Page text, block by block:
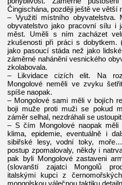
Čingischána, později ještě ve větší
– Využití místního obyvatelstva.
obyvatelstvo jako pracovní sílu i
měst. Uměli s ním zacházet
zkušenosti při práci s dobytkem.
jako pasoucí stáda než jako
záměrné nahánění vesnického
zkolabovala.
– Likvidace cizích elit. Na
Mongolové neměli ve zvyku
spíše naopak.
– Mongolové sami měli v bojích
boji muže proti muži se pokud
záměr selhal, nezdráhali se
– S čím Mongolové naopak měli
klima, epidemie, eventuálně i
sibiřské lesy, vodní toky,
postup zpomalovaly, někdy i
pak byli Mongolové zastaveni
(slovanští zajatci Mongolů
italskými kupci z
mongolskou válečnou taktiku